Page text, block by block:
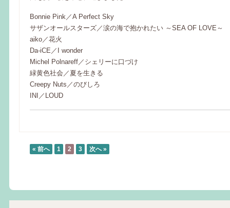
Bonnie Pink／A Perfect Sky
サザンオールスターズ／涙の海で抱かれたい ～SEA OF LOVE～
aiko／花火
Da-iCE／I wonder
Michel Polnareff／シェリーに口づけ
緑黄色社会／夏を生きる
Creepy Nuts／のびしろ
INI／LOUD
« 前へ 1 2 3 次へ »